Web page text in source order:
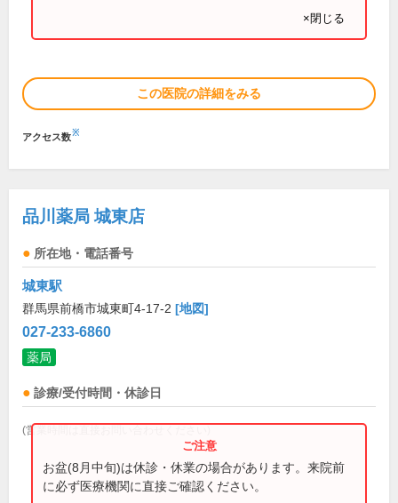
×閉じる
この医院の詳細をみる
アクセス数※
品川薬局 城東店
所在地・電話番号
城東駅
群馬県前橋市城東町4-17-2 [地図]
027-233-6860
薬局
診療/受付時間・休診日
(営業時間は直接お問い合わせください)
お盆(8月中旬)は休診・休業の場合があります。来院前
に必ず医療機関に直接ご確認ください。